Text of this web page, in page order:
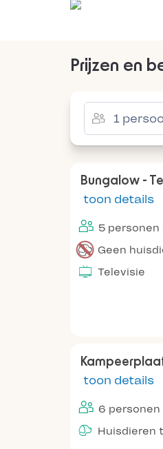
Prijzen en
Bungalow -
toon details
5 personen
Geen
Televisie
toon details
6 personen
Huisdieren